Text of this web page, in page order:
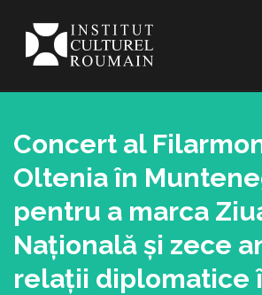
Concert al
Oltenia în
pentru a marca
Națională și zece
relații diplomatice